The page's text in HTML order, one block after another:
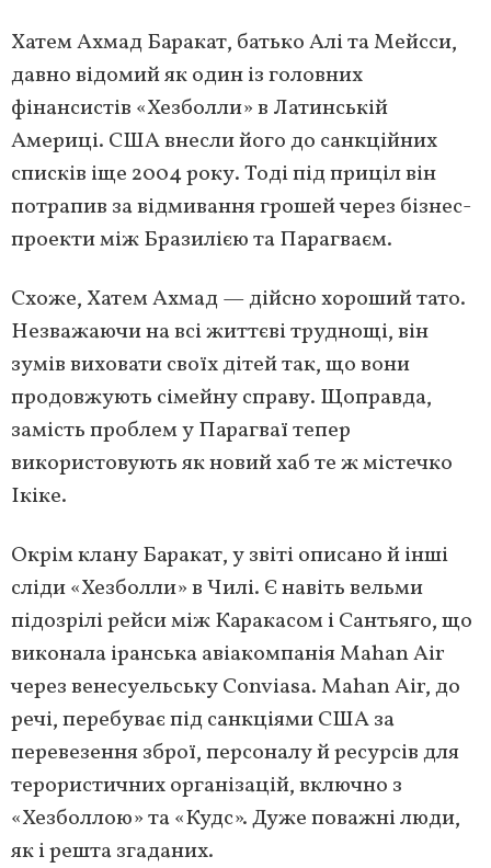
Хатем Ахмад Баракат, батько Алі та Мейсси,
давно відомий як один із головних
фінансистів «Хезболли» в Латинській
Америці. США внесли його до санкційних
списків іще 2004 року. Тоді під приціл він
потрапив за відмивання грошей через бізнес-
проекти між Бразилією та Парагваєм.
Схоже, Хатем Ахмад — дійсно хороший тато.
Незважаючи на всі життєві труднощі, він
зумів виховати своїх дітей так, що вони
продовжують сімейну справу. Щоправда,
замість проблем у Парагваї тепер
використовують як новий хаб те ж містечко
Ікіке.
Окрім клану Баракат, у звіті описано й інші
сліди «Хезболли» в Чилі. Є навіть вельми
підозрілі рейси між Каракасом і Сантьяго, що
виконала іранська авіакомпанія Mahan Air
через венесуельську Conviasa. Mahan Air, до
речі, перебуває під санкціями США за
перевезення зброї, персоналу й ресурсів для
терористичних організацій, включно з
«Хезболлою» та «Кудс». Дуже поважні люди,
як і решта згаданих.